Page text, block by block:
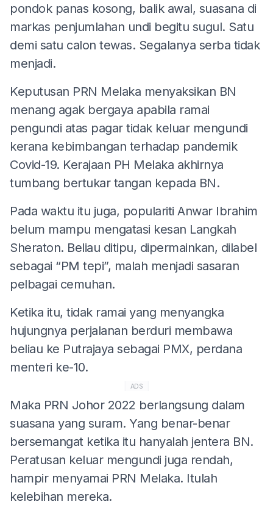
pondok panas kosong, balik awal, suasana di
markas penjumlahan undi begitu sugul. Satu
demi satu calon tewas. Segalanya serba tidak
menjadi.
Keputusan PRN Melaka menyaksikan BN
menang agak bergaya apabila ramai
pengundi atas pagar tidak keluar mengundi
kerana kebimbangan terhadap pandemik
Covid-19. Kerajaan PH Melaka akhirnya
tumbang bertukar tangan kepada BN.
Pada waktu itu juga, populariti Anwar Ibrahim
belum mampu mengatasi kesan Langkah
Sheraton. Beliau ditipu, dipermainkan, dilabel
sebagai “PM tepi”, malah menjadi sasaran
pelbagai cemuhan.
Ketika itu, tidak ramai yang menyangka
hujungnya perjalanan berduri membawa
beliau ke Putrajaya sebagai PMX, perdana
menteri ke-10.
ADS
Maka PRN Johor 2022 berlangsung dalam
suasana yang suram. Yang benar-benar
bersemangat ketika itu hanyalah jentera BN.
Peratusan keluar mengundi juga rendah,
hampir menyamai PRN Melaka. Itulah
kelebihan mereka.